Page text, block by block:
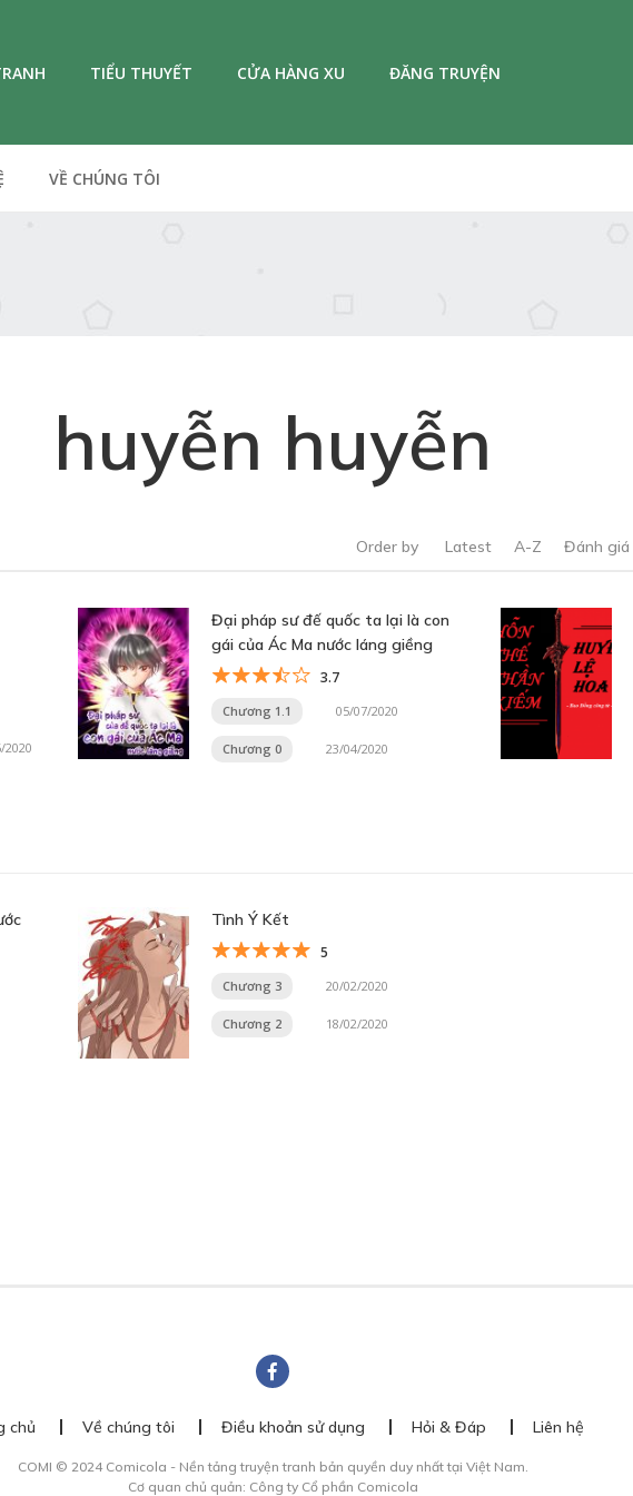
TIỂU THUYẾT CỬA HÀNG XU ĐĂNG TRUYỆN
VỀ CHÚNG TÔI
huyễn huyễn
Order by Latest A-Z Đánh giá
2020
Đại pháp sư đế quốc ta lại là con
gái của Ác Ma nước láng giềng
3.7
Chương 1.1 05/07/2020
Chương 0 23/04/2020
Tình Ý Kết
5
Chương 3 20/02/2020
Chương 2 18/02/2020
chủ Về chúng tôi Điều khoản sử dụng Hỏi & Đáp Liên hệ
COMI © 2024 Comicola - Nền tảng truyện tranh bản quyền duy nhất tại Việt Nam.
Cơ quan chủ quản: Công ty Cổ phần Comicola